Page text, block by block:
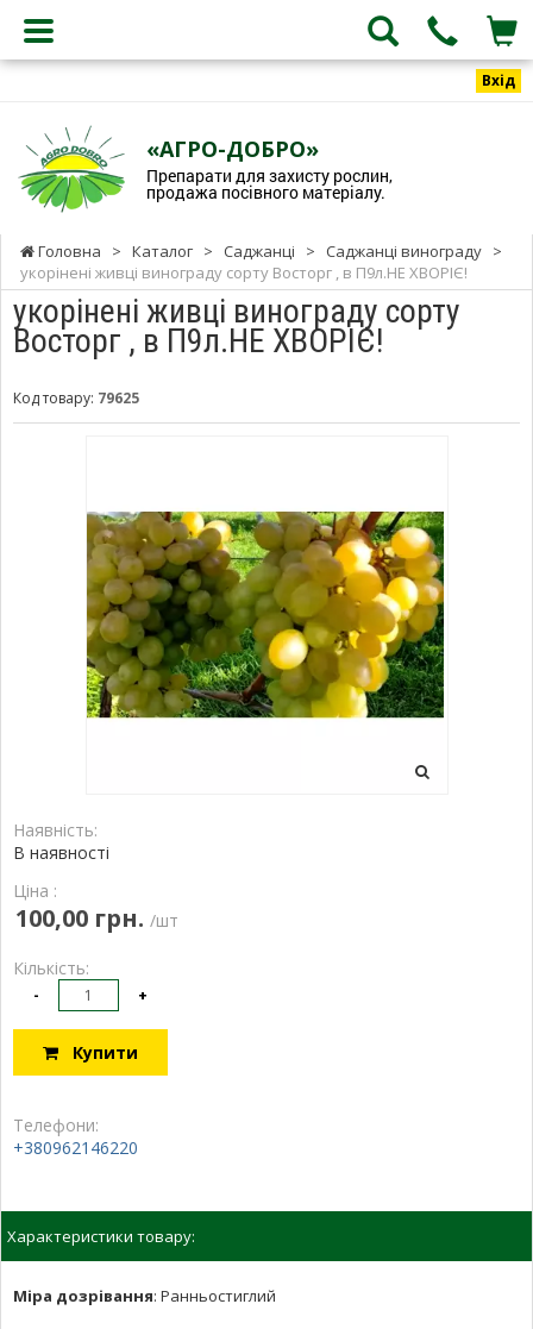
Вхід
«АГРО-ДОБРО»
Препарати для захисту рослин,
продажа посівного матеріалу.
Головна > Каталог > Саджанці > Саджанці винограду >
укорінені живці винограду сорту Восторг , в П9л.НЕ ХВОРІЄ!
укорінені живці винограду сорту
Восторг , в П9л.НЕ ХВОРІЄ!
Код товару: 79625
Наявність:
В наявності
Ціна :
100,00 грн. /шт
Кількість:
- +
Купити
Телефони:
+380962146220
Характеристики товару:
Міра дозрівання: Ранньостиглий